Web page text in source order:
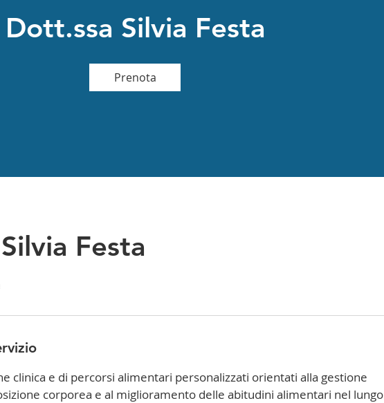
Dott.ssa Silvia Festa
Prenota
Festa
clinica e di percorsi alimentari personalizzati orientati alla gestione
corporea e al miglioramento delle abitudini alimentari nel lungo